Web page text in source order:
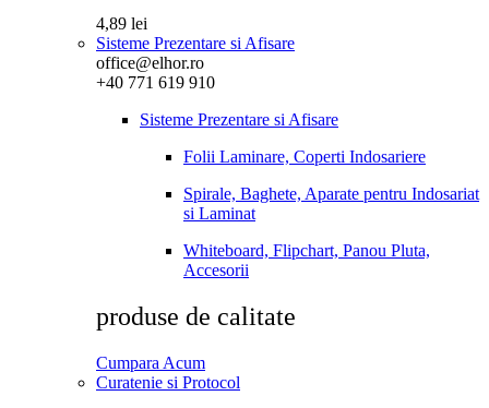
4,89 lei
Sisteme Prezentare si Afisare
office@elhor.ro
+40 771 619 910
Sisteme Prezentare si Afisare
Folii Laminare, Coperti Indosariere
Spirale, Baghete, Aparate pentru Indosariat
si Laminat
Whiteboard, Flipchart, Panou Pluta,
Accesorii
produse de calitate
Cumpara Acum
Curatenie si Protocol